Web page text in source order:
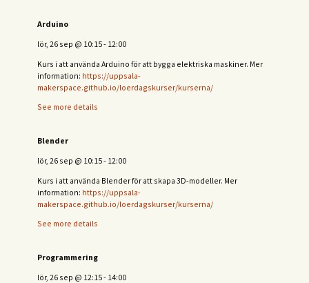
Arduino
lör, 26 sep @ 10:15- 12:00
Kurs i att använda Arduino för att bygga elektriska maskiner. Mer
information: https://uppsala-
makerspace.github.io/loerdagskurser/kurserna/
See more details
Blender
lör, 26 sep @ 10:15- 12:00
Kurs i att använda Blender för att skapa 3D-modeller. Mer
information: https://uppsala-
makerspace.github.io/loerdagskurser/kurserna/
See more details
Programmering
lör, 26 sep @ 12:15- 14:00